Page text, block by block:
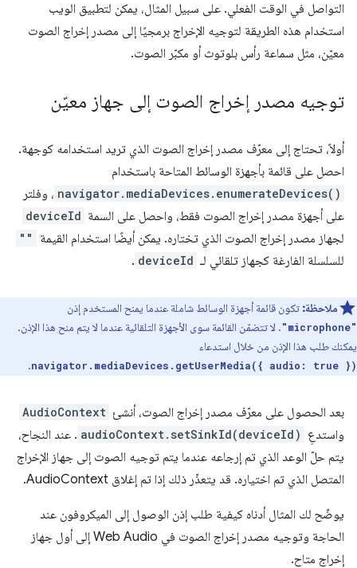
التواصل في الوقت الفعلي. على سبيل المثال، يمكن لتطبيق الويب
استخدام هذه الطريقة لتوجيه الإخراج برمجيًا إلى مصدر إخراج الصوت
معيّن، مثل سماعة رأس بلوتوث أو مكبّر الصوت.
توجيه مصدر إخراج الصوت إلى جهاز معيّن
أولاً، تحتاج إلى معرّف مصدر إخراج الصوت الذي تريد استخدامه كوجهة.
احصل على قائمة بأجهزة الوسائط المتاحة باستخدام
navigator.mediaDevices.enumerateDevices() ، وفلتر
على أجهزة مصدر إخراج الصوت فقط، واحصل على السمة deviceId
لجهاز مصدر إخراج الصوت الذي تختاره. يمكن أيضًا استخدام القيمة ""
للسلسلة الفارغة كجهاز تلقائي لـ deviceId
.
ملاحظة: تكون قائمة أجهزة الوسائط شاملة عندما يمنح المستخدم إذن
"microphone". لا تتضمّن القائمة سوى الأجهزة التلقائية عندما لا يتم منح هذا الإذن.
يمكنك طلب هذا الإذن من خلال استدعاء
navigator.mediaDevices.getUserMedia({ audio: true })
.
بعد الحصول على معرّف مصدر إخراج الصوت، أنشئ AudioContext
واستدعِ audioContext.setSinkId(deviceId) . عند النجاح،
يتم حلّ الوعد الذي تم إرجاعه عندما يتم توجيه الصوت إلى جهاز الإخراج
المتصل الذي تم اختياره. قد يتعذّر ذلك إذا تم إغلاق AudioContext.
يوضّح لك المثال أدناه كيفية طلب إذن الوصول إلى الميكروفون عند
الحاجة وتوجيه مصدر إخراج الصوت في Web Audio إلى أول جهاز
إخراج متاح.